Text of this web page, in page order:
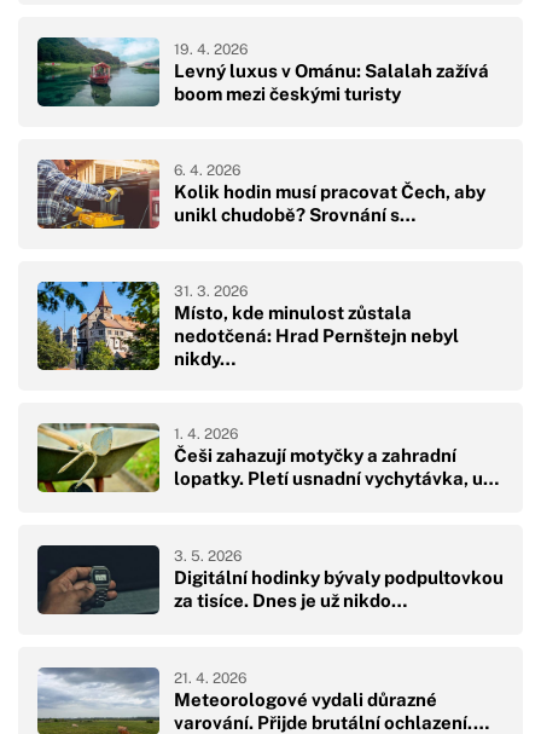
Levný luxus v Ománu: Salalah zažívá
boom mezi českými turisty
19. 4. 2026
Kolik hodin musí pracovat Čech, aby
unikl chudobě? Srovnání s…
6. 4. 2026
Místo, kde minulost zůstala
nedotčená: Hrad Pernštejn nebyl
nikdy…
31. 3. 2026
Češi zahazují motyčky a zahradní
lopatky. Pletí usnadní vychytávka, u…
1. 4. 2026
Digitální hodinky bývaly podpultovkou
za tisíce. Dnes je už nikdo…
3. 5. 2026
Meteorologové vydali důrazné
varování. Přijde brutální ochlazení.…
21. 4. 2026